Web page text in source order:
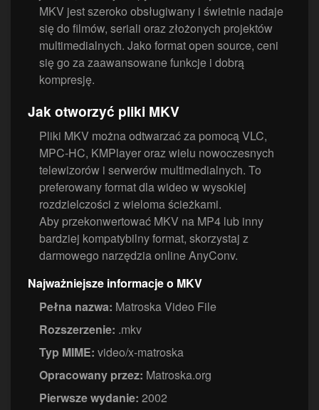
MKV jest szeroko obsługiwany i świetnie nadaje
się do filmów, seriali oraz złożonych projektów
multimedialnych. Jako format open source, ceni
się go za zaawansowane funkcje i dobrą
kompresję.
Jak otworzyć pliki MKV
Pliki MKV można odtwarzać za pomocą VLC,
MPC-HC, KMPlayer oraz wielu nowoczesnych
telewizorów i serwerów multimedialnych. To
preferowany format dla wideo w wysokiej
rozdzielczości z wieloma ścieżkami.
Aby przekonwertować MKV na MP4 lub inny
bardziej kompatybilny format, skorzystaj z
darmowego narzędzia online AnyConv.
Najważniejsze informacje o MKV
Pełna nazwa: Matroska Video File
Rozszerzenie: .mkv
Typ MIME: video/x-matroska
Opracowany przez: Matroska.org
Pierwsze wydanie: 2002